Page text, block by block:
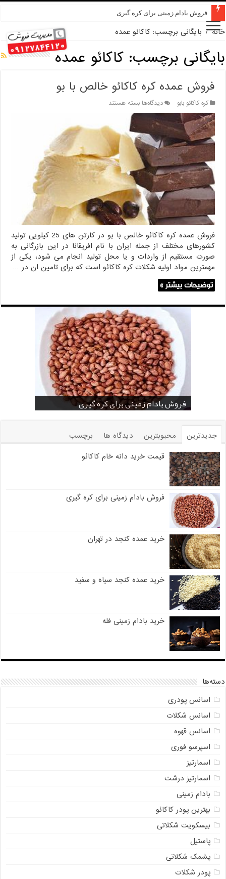
فروش بادام زمینی برای کره گیری
خانه / بایگانی برچسب: کاکائو عمده
بایگانی برچسب:کاکائو عمده
فروش عمده کره کاکائو خالص با بو
کره کاکائو بابو دیدگاه‌هابرای
فروش
عمده
کره
کاکائو
خالص
با
بو
بسته هستند
فروش عمده کره کاکائو خالص با بو در کارتن های 25 کیلویی تولید
کشورهای مختلف از جمله ایران با نام افریقانا در این بازرگانی به
صورت مستقیم از واردات و یا محل تولید انجام می شود، یکی از
مهمترین مواد اولیه شکلات کره کاکائو است که برای تامین ان در …
توضیحات بیشتر »
قیمت خرید دانه خام کاکائو
فروش بادام زمینی برای کره گیری
خرید عمده کنجد در تهران
خرید عمده کنجد سیاه و سفید
خرید بادام زمینی فله
خرید عمده کنجد سیاه
خرید عمده کنجد سفید
قیمت خرید کافی میت در کرمان
فروش انواع کنجد در یزد ( Sesame )
جدیدترین محبوبترین دیدگاه ها
برچسب
قیمت خرید دانه خام کاکائو
فروش بادام زمینی برای کره گیری
خرید عمده کنجد در تهران
خرید عمده کنجد سیاه و سفید
خرید بادام زمینی فله
دسته‌ها
اسانس پودری
اسانس شکلات
اسانس قهوه
اسپرسو فوری
اسمارتیز
اسمارتیز درشت
بادام زمینی
بهترین پودر کاکائو
بیسکویت شکلاتی
پاستیل
پشمک شکلاتی
پودر شکلات